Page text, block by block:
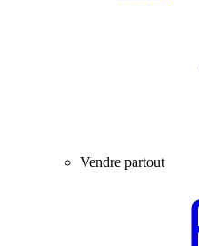
Vendre partout